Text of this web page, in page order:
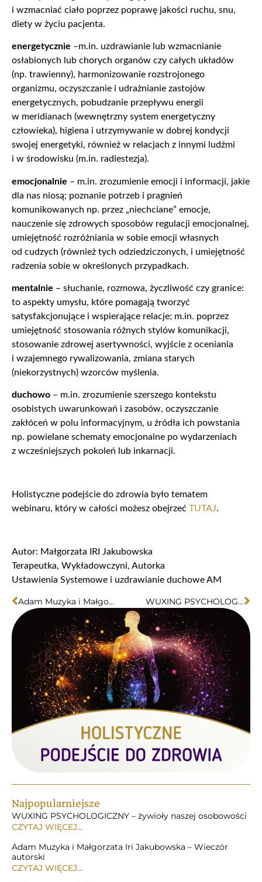
i wzmacniać ciało poprzez poprawę jakości ruchu, snu,
diety w życiu pacjenta.
energetycznie –m.in. uzdrawianie lub wzmacnianie
osłabionych lub chorych organów czy całych układów
(np. trawienny), harmonizowanie rozstrojonego
organizmu, oczyszczanie i udrażnianie zastojów
energetycznych, pobudzanie przepływu energii
w meridianach (wewnętrzny system energetyczny
człowieka), higiena i utrzymywanie w dobrej kondycji
swojej energetyki, również w relacjach z innymi ludźmi
i w środowisku (m.in. radiestezja).
emocjonalnie – m.in. zrozumienie emocji i informacji, jakie
dla nas niosą; poznanie potrzeb i pragnień
komunikowanych np. przez „niechciane” emocje,
nauczenie się zdrowych sposobów regulacji emocjonalnej,
umiejętność rozróżniania w sobie emocji własnych
od cudzych (również tych odziedziczonych, i umiejętność
radzenia sobie w określonych przypadkach.
mentalnie – słuchanie, rozmowa, życzliwość czy granice:
to aspekty umysłu, które pomagają tworzyć
satysfakcjonujące i wspierające relacje; m.in. poprzez
umiejętność stosowania różnych stylów komunikacji,
stosowanie zdrowej asertywności, wyjście z oceniania
i wzajemnego rywalizowania, zmiana starych
(niekorzystnych) wzorców myślenia.
duchowo – m.in. zrozumienie szerszego kontekstu
osobistych uwarunkowań i zasobów, oczyszczanie
zakłóceń w polu informacyjnym, u źródła ich powstania
np. powielane schematy emocjonalne po wydarzeniach
z wcześniejszych pokoleń lub inkarnacji.
Holistyczne podejście do zdrowia było tematem
webinaru, który w całości możesz obejrzeć TUTAJ.
Autor: Małgorzata IRI Jakubowska
Terapeutka, Wykładowczyni, Autorka
Ustawienia Systemowe i uzdrawianie duchowe AM
Adam Muzyka i Małgorzata Iri Jakubowska – Wieczór autorski WUXING PSYCHOLOGICZNY – żywioły naszej osobowości
Najpopularniejsze
WUXING PSYCHOLOGICZNY – żywioły naszej osobowości
CZYTAJ WIĘCEJ...
Adam Muzyka i Małgorzata Iri Jakubowska – Wieczór
autorski
CZYTAJ WIĘCEJ...